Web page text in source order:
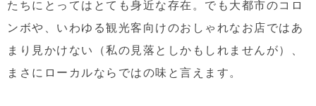
たちにとってはとても身近な存在。でも大都市のコロ
ンボや、いわゆる観光客向けのおしゃれなお店ではあ
まり見かけない（私の見落としかもしれませんが）、
まさにローカルならではの味と言えます。